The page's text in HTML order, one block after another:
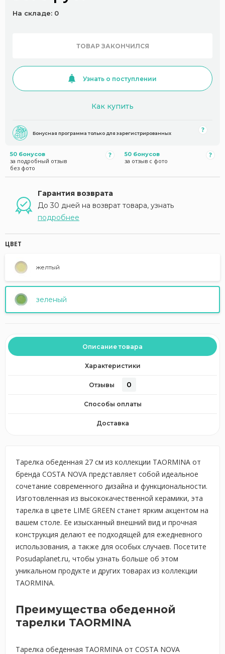
На складе: 0
ТОВАР ЗАКОНЧИЛСЯ
Узнать о поступлении
Как купить
Бонусная программа только для зарегистрированных
50 бонусов
за подробный отзыв
без фото
50 бонусов
за отзыв с фото
Гарантия возврата
До 30 дней на возврат товара, узнать
подробнее
ЦВЕТ
желтый
зеленый
Описание товара
Характеристики
Отзывы 0
Способы оплаты
Доставка
Тарелка обеденная 27 см из коллекции TAORMINA от
бренда COSTA NOVA представляет собой идеальное
сочетание современного дизайна и функциональности.
Изготовленная из высококачественной керамики, эта
тарелка в цвете LIME GREEN станет ярким акцентом на
вашем столе. Ее изысканный внешний вид и прочная
конструкция делают ее подходящей для ежедневного
использования, а также для особых случаев. Посетите
Posudaplanet.ru, чтобы узнать больше об этом
уникальном продукте и других товарах из коллекции
TAORMINA.
Преимущества обеденной
тарелки TAORMINA
Тарелка обеденная TAORMINA от COSTA NOVA